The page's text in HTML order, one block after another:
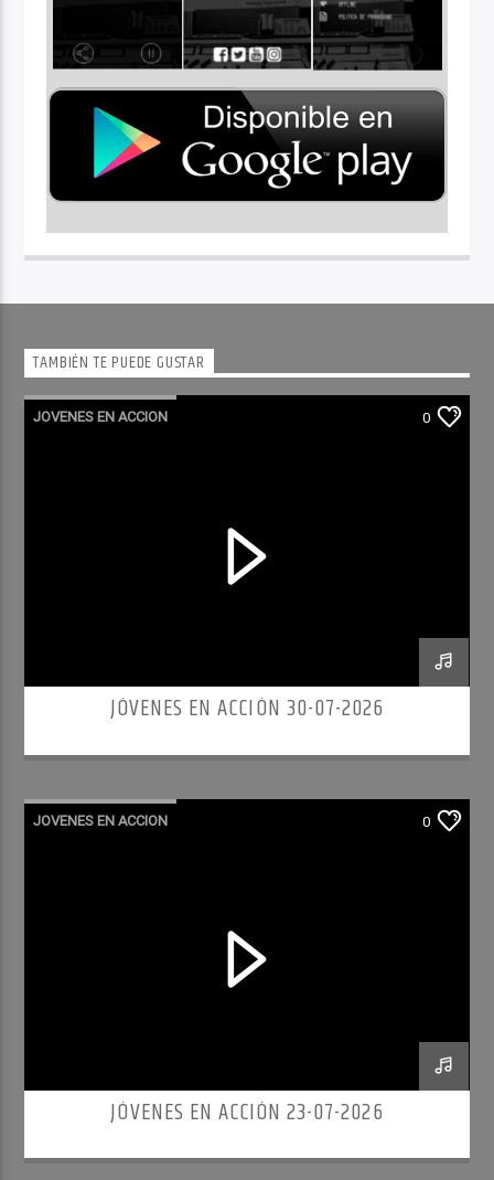
TAMBIÉN TE PUEDE GUSTAR
JOVENES EN ACCION 0
JÓVENES EN ACCIÓN 30-07-2026
JOVENES EN ACCION 0
JÓVENES EN ACCIÓN 23-07-2026